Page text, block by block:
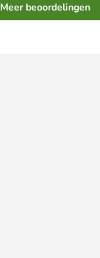
Meer beoordelingen